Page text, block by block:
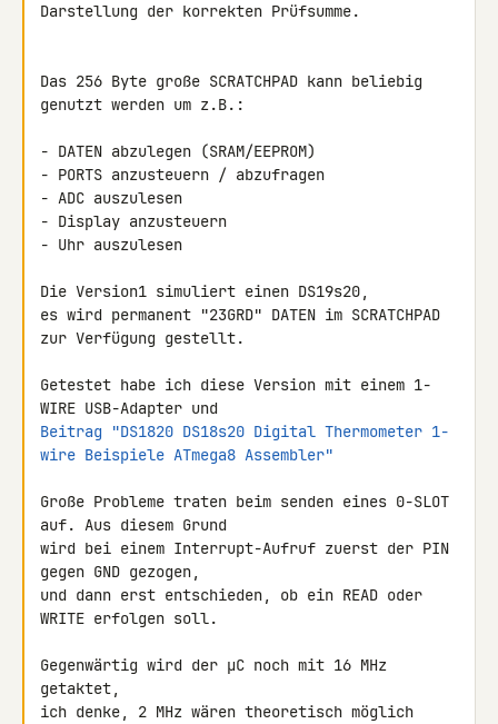
Darstellung der korrekten Prüfsumme.
Das 256 Byte große SCRATCHPAD kann beliebig
genutzt werden um z.B.:
- DATEN abzulegen (SRAM/EEPROM)
- PORTS anzusteuern / abzufragen
- ADC auszulesen
- Display anzusteuern
- Uhr auszulesen
Die Version1 simuliert einen DS19s20,
es wird permanent "23GRD" DATEN im SCRATCHPAD
zur Verfügung gestellt.
Getestet habe ich diese Version mit einem 1-
Beitrag "DS1820 DS18s20 Digital Thermometer 1-
wire Beispiele ATmega8 Assembler"
Große Probleme traten beim senden eines 0-SLOT
auf. Aus diesem Grund
wird bei einem Interrupt-Aufruf zuerst der PIN
gegen GND gezogen,
und dann erst entschieden, ob ein READ oder
WRITE erfolgen soll.
Gegenwärtig wird der µC noch mit 16 MHz
getaktet,
ich denke, 2 MHz wären theoretisch möglich